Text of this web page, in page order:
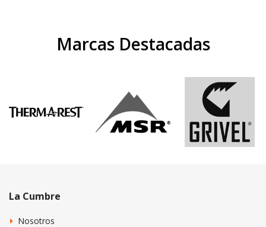
Marcas Destacadas
La Cumbre
Nosotros